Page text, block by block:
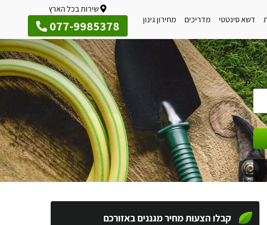
דשא סינטטי מדריכים מחירון גינון
שירות בכל הארץ
077-9985378
קבלו הצעות מחיר מגננים באזורכם